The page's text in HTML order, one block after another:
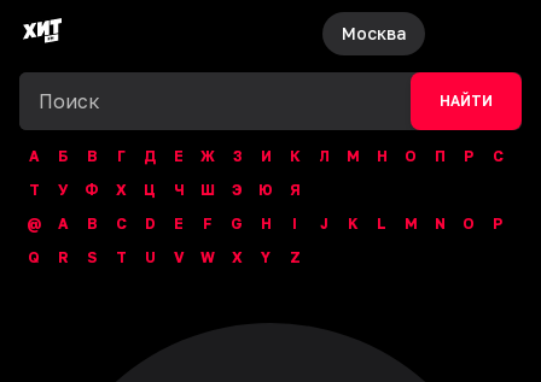
Москва
НАЙТИ
А Б В Г Д Е Ж З И К Л М Н О П Р
С
Т
У Ф Х Ц Ч Ш Э Ю
Я
@
A B C D E F G H I J K L M N O
P
Q
R S T U V W X Y Z